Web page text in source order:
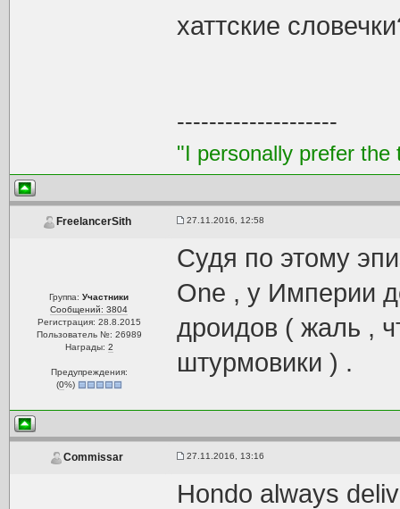
хаттские
--------------------
"I personally prefer
FreelancerSith 27.11.2016, 12:58
Группа:Участники
Сообщений: 3804
Регистрация: 28.8.2015
Пользователь №: 26989
Награды: 2
Предупреждения:
(0%)
Судя по этому
One , у Империи
дроидов ( жаль ,
штурмовики ) .
Commissar 27.11.2016, 13:16
Hondo always